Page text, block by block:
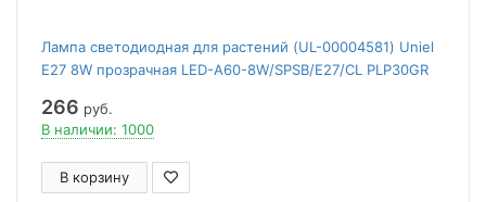
Лампа светодиодная для растений (UL-00004581) Uniel
E27 8W прозрачная LED-A60-8W/SPSB/E27/CL PLP30GR
266 руб.
В наличии: 1000
В корзину